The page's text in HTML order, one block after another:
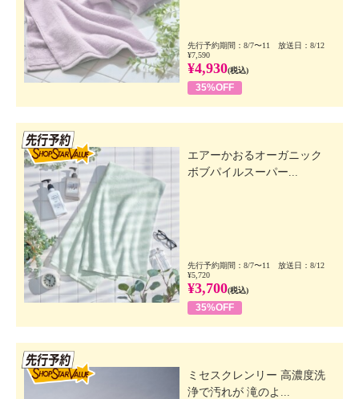
先行予約期間：8/7〜11 放送日：8/12
¥7,590
¥4,930(税込)
35%OFF
エアーかおるオーガニック
ボブパイルスーパー...
先行予約期間：8/7〜11 放送日：8/12
¥5,720
¥3,700(税込)
35%OFF
ミセスクレンリー 高濃度洗
浄で汚れが 滝のよ...